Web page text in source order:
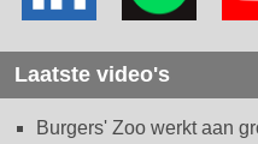
Laatste video's
Burgers' Zoo werkt aan